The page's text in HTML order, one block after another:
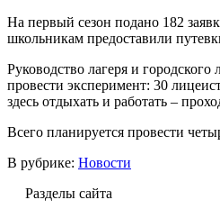
На первый сезон подано 182
школьникам предоставили
Руководство лагеря и
провести эксперимент: 30
здесь отдыхать и работать –
Всего планируется провести
В рубрике: Новости
Разделы сайта